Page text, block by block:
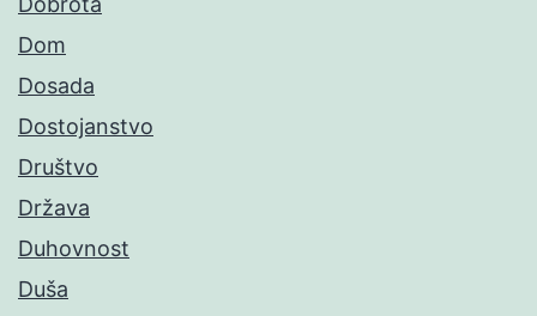
Dom
Dosada
Dostojanstvo
Društvo
Država
Duhovnost
Duša